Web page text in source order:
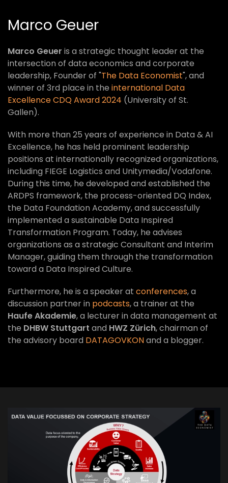
Marco Geuer
Marco Geuer is a strategic thought leader at the
intersection of data economics and corporate
leadership, Founder of "The Data Economist", and
winner of 3rd place in the international Data
Excellence CDQ Award 2024 (University of St.
Gallen).
With more than 25 years of experience in Data & AI
Excellence, he has held prominent leadership
positions at internationally recognized organizations,
including FIEGE Logistics and Unitymedia/Vodafone.
During this time, he developed and established the
ARDPS framework, the process-oriented DQ Index,
the Data Foundation Academy, and successfully
implemented a sustainable Data Inspired
Transformation Program. Today, he advises
organizations as a strategic Consultant and Interim
Manager, guiding them through the transformation
toward a Data Inspired Culture.
Furthermore, he is a speaker at conferences, a
discussion partner in podcasts, a trainer at the
Haufe Akademie, a lecturer in data management at
the DHBW Stuttgart and HWZ Zürich, chairman of
the advisory board DATAGOVKONand a blogger.
VIEW